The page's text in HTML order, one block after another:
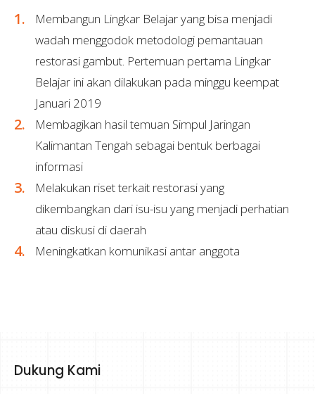
Membangun Lingkar Belajar yang bisa menjadi
wadah menggodok metodologi pemantauan
restorasi gambut. Pertemuan pertama Lingkar
Belajar ini akan dilakukan pada minggu keempat
Januari 2019
Membagikan hasil temuan Simpul Jaringan
Kalimantan Tengah sebagai bentuk berbagai
informasi
Melakukan riset terkait restorasi yang
dikembangkan dari isu-isu yang menjadi perhatian
atau diskusi di daerah
Meningkatkan komunikasi antar anggota
Dukung Kami